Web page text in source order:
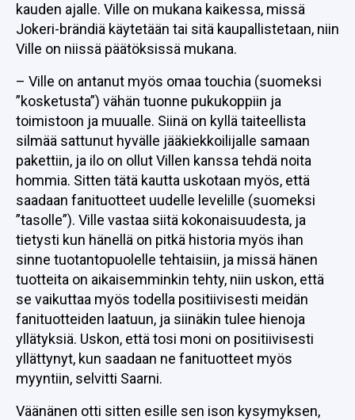
kauden ajalle. Ville on mukana kaikessa, missä
Jokeri-brändiä käytetään tai sitä kaupallistetaan, niin
Ville on niissä päätöksissä mukana.
– Ville on antanut myös omaa touchia (suomeksi
”kosketusta”) vähän tuonne pukukoppiin ja
toimistoon ja muualle. Siinä on kyllä taiteellista
silmää sattunut hyvälle jääkiekkoilijalle samaan
pakettiin, ja ilo on ollut Villen kanssa tehdä noita
hommia. Sitten tätä kautta uskotaan myös, että
saadaan fanituotteet uudelle levelille (suomeksi
”tasolle”). Ville vastaa siitä kokonaisuudesta, ja
tietysti kun hänellä on pitkä historia myös ihan
sinne tuotantopuolelle tehtaisiin, ja missä hänen
tuotteita on aikaisemminkin tehty, niin uskon, että
se vaikuttaa myös todella positiivisesti meidän
fanituotteiden laatuun, ja siinäkin tulee hienoja
yllätyksiä. Uskon, että tosi moni on positiivisesti
yllättynyt, kun saadaan ne fanituotteet myös
myyntiin, selvitti Saarni.
Väänänen otti sitten esille sen ison kysymyksen,